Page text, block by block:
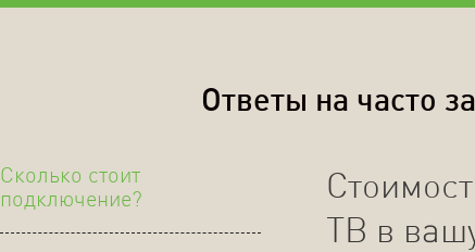
Ответы на часто
Сколько стоит
подключение?
ТВ в